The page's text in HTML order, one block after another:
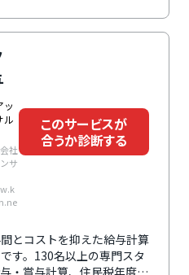
ッ
ル
社
サ
このサービスが
合うか診断する
とコストを抑えた給与計算
す。130名以上の専門スタ